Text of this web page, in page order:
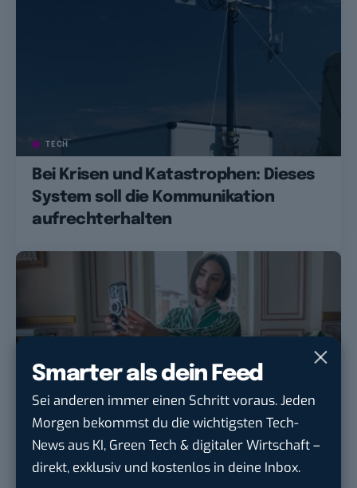
Smarter als dein Feed
Sei anderen immer einen Schritt voraus. Jeden
Morgen bekommst du die wichtigsten Tech-
News aus KI, Green Tech & digitaler Wirtschaft –
direkt, exklusiv und kostenlos in deine Inbox.
TECH
Bei Krisen und Katastrophen: Dieses
System soll die Kommunikation
aufrechterhalten
Neu auf Netflix: Diese Serien und